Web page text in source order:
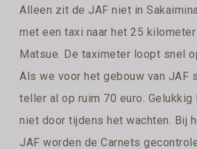
Alleen zit de JAF niet in
met een taxi naar het 25
Matsue. De taximeter loopt snel
Als we voor het gebouw van JAF
teller al op ruim 70 euro.
niet door tijdens het wachten. Bij
JAF worden de Carnets